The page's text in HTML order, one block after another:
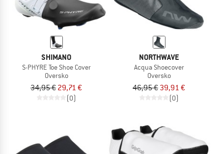
SHIMANO
S-PHYRE Toe Shoe Cover
Oversko
34,95 € 29,71 €
(0)
NORTHWAVE
Acqua Shoecover
Oversko
46,95 € 39,91 €
(0)